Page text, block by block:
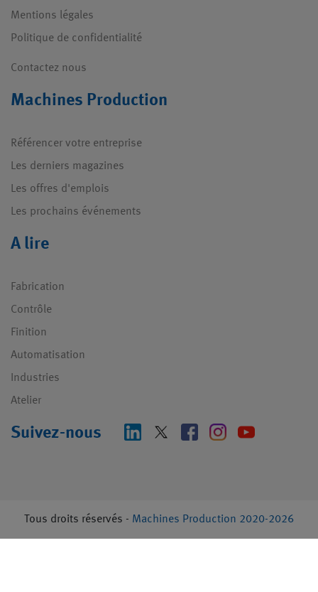
Mentions légales
Politique de confidentialité
Contactez nous
Machines Production
Référencer votre entreprise
Les derniers magazines
Les offres d'emplois
Les prochains événements
A lire
Fabrication
Contrôle
Finition
Automatisation
Industries
Atelier
Suivez-nous
Tous droits réservés - Machines Production 2020-2026